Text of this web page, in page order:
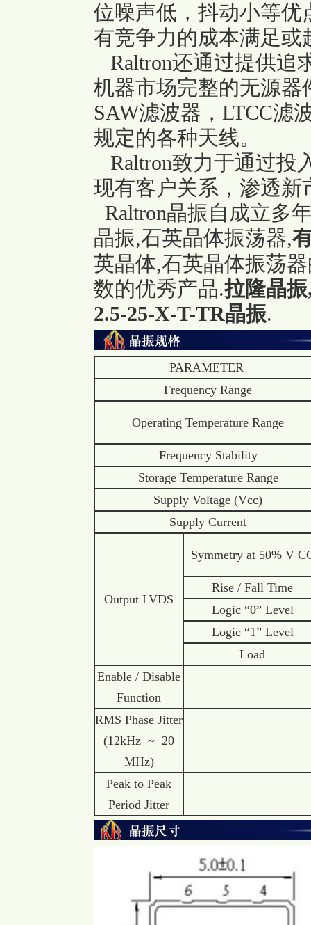
位噪声低，抖动小等
有竞争力的成本满足或
Raltron还通过提供追
机器市场完整的无源器
SAW滤波器，LTCC滤
规定的各种天线。
Raltron致力于通过投
现有客户关系，渗透
Raltron晶振自成立多
晶振,石英晶体振荡器,
英晶体,石英晶体振荡
数的优秀产品.拉隆晶振
2.5-25-X-T-TR晶振.
PARAMETER
Frequency Range
Operating Temperature Range
Frequency Stability
Storage Temperature Range
Supply Voltage (Vcc)
Supply Current
Output LVDS
Symmetry at 50% V
Rise / Fall Time
Logic “0” Level
Logic “1” Level
Load
Enable / Disable
Function
RMS Phase Jitter
(12kHz ~ 20
MHz)
Peak to Peak
Period Jitter